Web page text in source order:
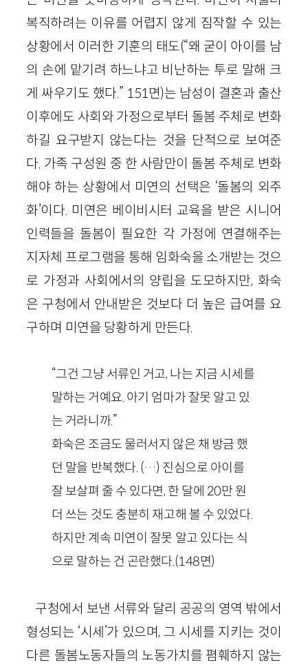
복직하려는 이유를 어렵지 않게 짐작할 수 있는
상황에서 이러한 기훈의 태도(“왜 굳이 아이를 남
의 손에 맡기려 하느냐고 비난하는 투로 말해 크
게 싸우기도 했다.” 151면)는 남성이 결혼과 출산
이후에도 사회와 가정으로부터 돌봄 주체로 변화
하길 요구받지 않는다는 것을 단적으로 보여준
다. 가족 구성원 중 한 사람만이 돌봄 주체로 변화
해야 하는 상황에서 미연의 선택은 ‘돌봄의 외주
화’이다. 미연은 베이비시터 교육을 받은 시니어
인력들을 돌봄이 필요한 각 가정에 연결해주는
지자체 프로그램을 통해 임화숙을 소개받는 것으
로 가정과 사회에서의 양립을 도모하지만, 화숙
은 구청에서 안내받은 것보다 더 높은 급여를 요
구하며 미연을 당황하게 만든다.
“그건 그냥 서류인 거고, 나는 지금 시세를
말하는 거예요. 아기 엄마가 잘못 알고 있
는 거라니까.”
화숙은 조금도 물러서지 않은 채 방금 했
던 말을 반복했다. (…) 진심으로 아이를
잘 보살펴 줄 수 있다면, 한 달에 20만 원
더 쓰는 것도 충분히 재고해 볼 수 있었다.
하지만 계속 미연이 잘못 알고 있다는 식
으로 말하는 건 곤란했다.(148면)
구청에서 보낸 서류와 달리 공공의 영역 밖에서
형성되는 ‘시세’가 있으며, 그 시세를 지키는 것이
다른 돌봄노동자들의 노동가치를 폄훼하지 않는